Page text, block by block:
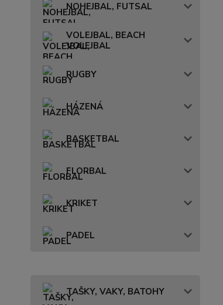
NOHEJBAL, FUTSAL
VOLEJBAL, BEACH
VOLEJBAL
RUGBY
HÁZENÁ
BASKETBAL
FLORBAL
KRIKET
PADEL
TAŠKY, VAKY, BATOHY